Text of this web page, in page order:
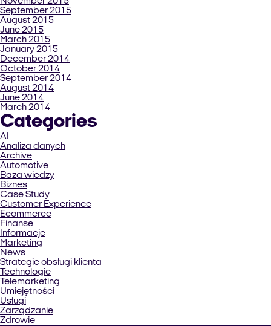
September 2015
August 2015
June 2015
March 2015
January 2015
December 2014
October 2014
September 2014
August 2014
June 2014
March 2014
Categories
AI
Analiza danych
Archive
Automotive
Baza wiedzy
Biznes
Case Study
Customer Experience
Ecommerce
Finanse
Informacje
Marketing
News
Strategie obsługi klienta
Technologie
Telemarketing
Umiejętności
Usługi
Zarządzanie
Zdrowie